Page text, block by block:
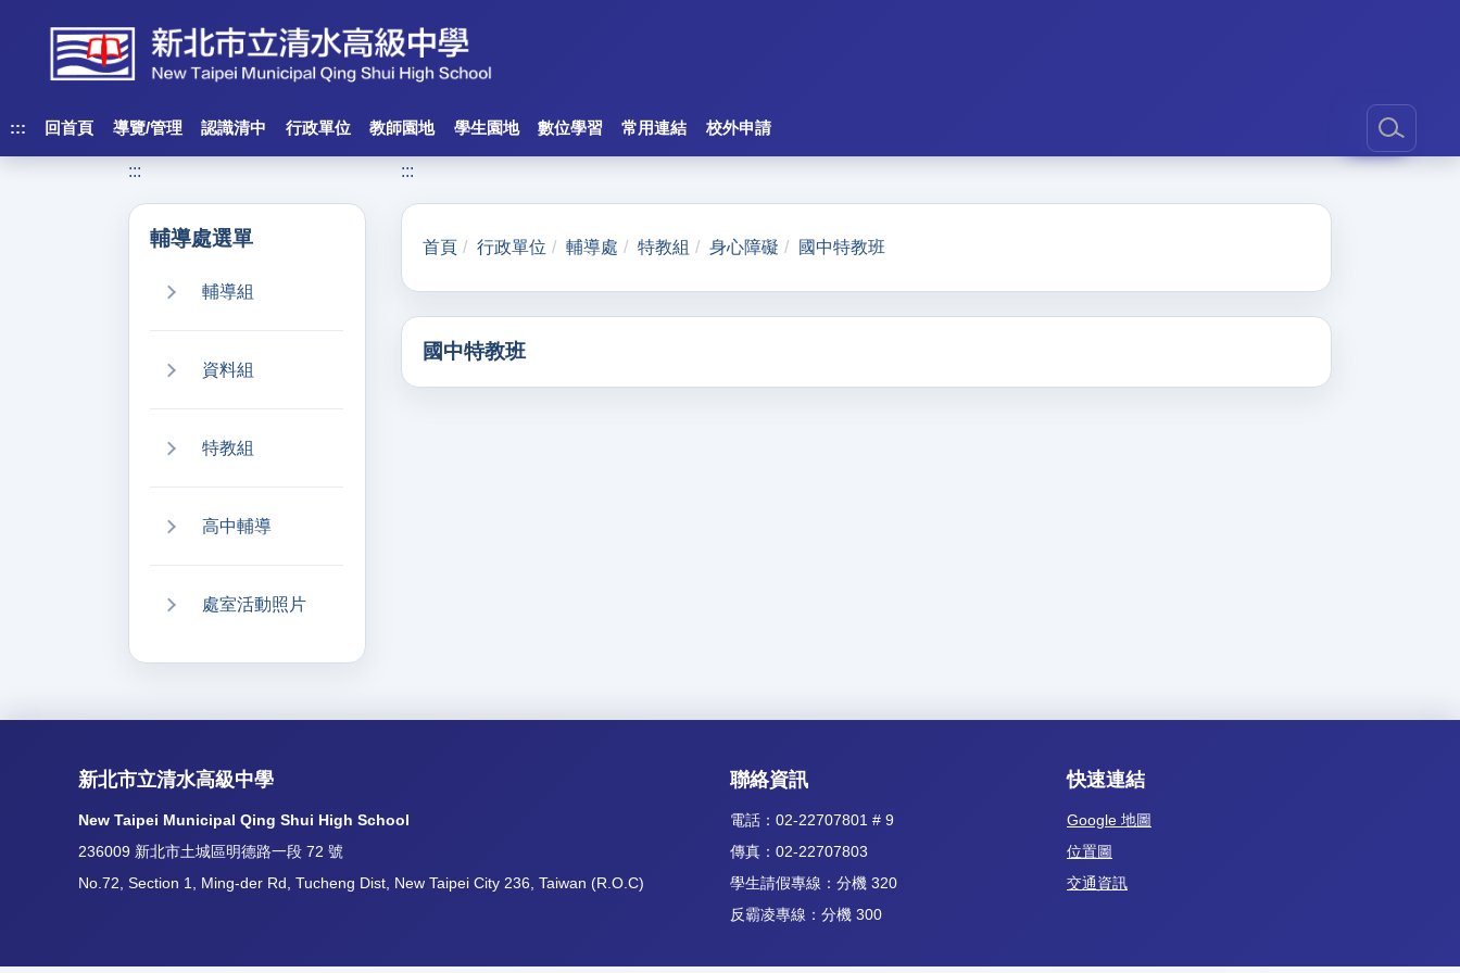
內
::: 回首頁 導覽/管理 認識清中 行政單位 教師園地 學生園地 數位學習 常用連結 校外申請
:::
輔導處選單
輔導組
資料組
特教組
高中輔導
處室活動照片
:::
首頁 行政單位 輔導處 特教組 身心障礙 國中特教班
國中特教班
新北市立清水高級中學
New Taipei Municipal Qing Shui High School
236009 新北市土城區明德路一段 72 號
No.72, Section 1, Ming-der Rd, Tucheng Dist, New Taipei City 236, Taiwan (R.O.C)
聯絡資訊
電話：02-22707801 # 9
傳真：02-22707803
學生請假專線：分機 320
反霸凌專線：分機 300
快速連結
Google 地圖
位置圖
交通資訊